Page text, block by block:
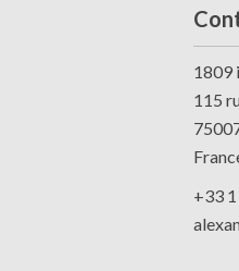
1809
115
+33